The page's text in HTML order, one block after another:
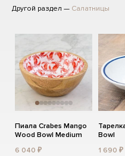
Другой раздел — Салатницы
Пиала Crabes Mango
Wood Bowl Medium
6 040 ₽
Bowl
1 690 ₽